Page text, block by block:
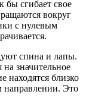
бы сгибает свое
вокруг
с нулевым
спина и лапы.
значительное
находятся близко
направлении. Это